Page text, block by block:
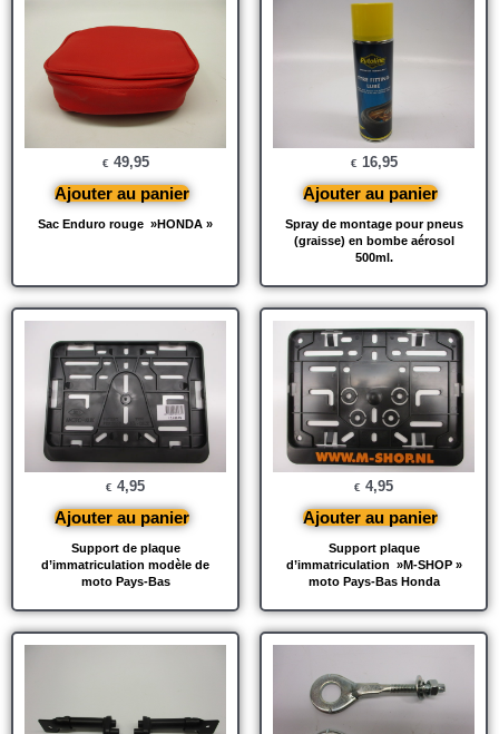
Sac Enduro rouge »HONDA »
€ 49,95
Ajouter au panier
Spray de montage pour pneus
(graisse) en bombe aérosol
500ml.
€ 16,95
Ajouter au panier
Support de plaque
d’immatriculation modèle de
moto Pays-Bas
€ 4,95
Ajouter au panier
Support plaque
d’immatriculation »M-SHOP »
moto Pays-Bas Honda
€ 4,95
Ajouter au panier